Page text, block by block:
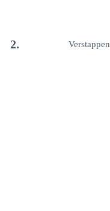
2. Verstappen